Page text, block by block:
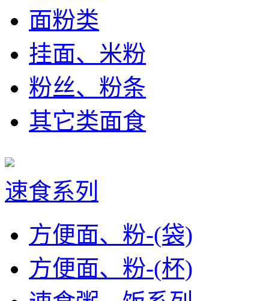
面粉类
挂面、米粉
粉丝、粉条
其它类面食
速食系列
方便面、粉-(袋)
方便面、粉-(杯)